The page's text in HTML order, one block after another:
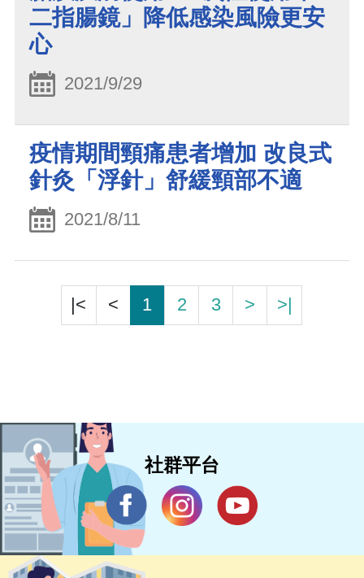
二指腸鏡」降低感染風險更安
心
2021/9/29
疫情期間頸痛患者增加 改良式
針灸「浮針」舒緩頸部不適
2021/8/11
|< < 1 2 3 > >|
社群平台